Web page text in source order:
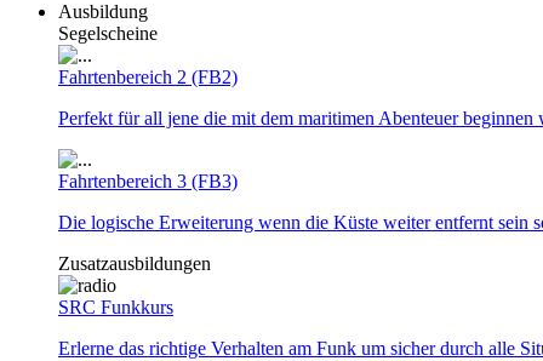
Ausbildung
Segelscheine
Fahrtenbereich 2 (FB2)
Perfekt für all jene die mit dem maritimen Abenteuer beginnen
Fahrtenbereich 3 (FB3)
Die logische Erweiterung wenn die Küste weiter entfernt sein
Zusatzausbildungen
SRC Funkkurs
Erlerne das richtige Verhalten am Funk um sicher durch alle